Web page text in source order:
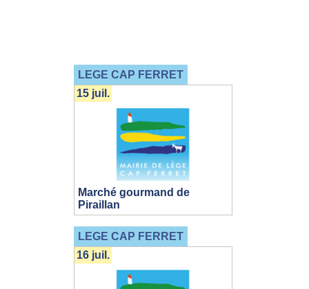
LEGE CAP FERRET
Marché gourmand de
Piraillan
15 juil.
LEGE CAP FERRET
16 juil.